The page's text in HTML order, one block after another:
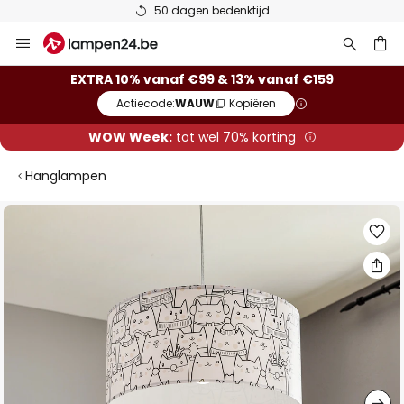
50 dagen bedenktijd
naar
EXTRA 10% vanaf €99 & 13% vanaf €159
Actiecode:WAUW Kopiëren
WOW Week:tot wel 70% korting
Hanglampen
Ga
van